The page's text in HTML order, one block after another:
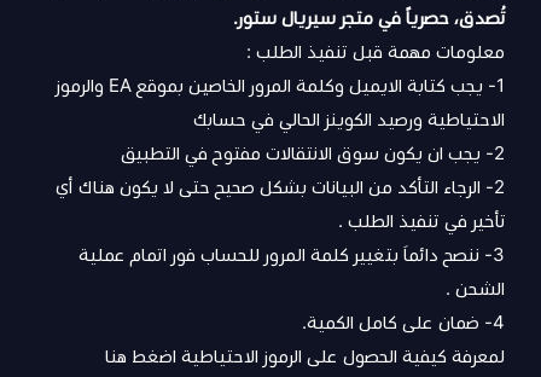
تُصدق، حصرياً في متجر سيريال ستور.
معلومات مهمة قبل تنفيذ الطلب :
1- يجب كتابة الايميل وكلمة المرور الخاصين بموقع EA والرموز
الاحتياطية ورصيد الكوينز الحالي في حسابك
2- يجب ان يكون سوق الانتقالات مفتوح في التطبيق
2- الرجاء التأكد من البيانات بشكل صحيح حتى لا يكون هناك أي
تأخير في تنفيذ الطلب .
3- ننصح دائماَ بتغيير كلمة المرور للحساب فور اتمام عملية
الشحن .
4- ضمان على كامل الكمية.
لمعرفة كيفية الحصول على الرموز الاحتياطية اضغط هنا